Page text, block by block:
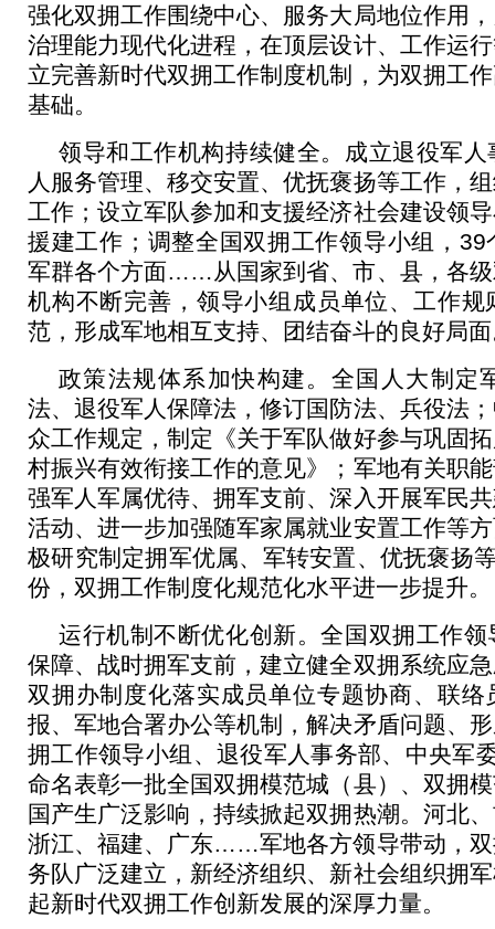
强化双拥工作围绕中心、服务大局地位作用
治理能力现代化进程，在顶层设计、工作运
立完善新时代双拥工作制度机制，为双拥工
基础。
领导和工作机构持续健全。成立退役军
人服务管理、移交安置、优抚褒扬等工作，
工作；设立军队参加和支援经济社会建设领
援建工作；调整全国双拥工作领导小组，
军群各个方面……从国家到省、市、县，各
机构不断完善，领导小组成员单位、工作规
范，形成军地相互支持、团结奋斗的良好局
政策法规体系加快构建。全国人大制定
法、退役军人保障法，修订国防法、兵役法
众工作规定，制定《关于军队做好参与巩固
村振兴有效衔接工作的意见》；军地有关职
强军人军属优待、拥军支前、深入开展军民
活动、进一步加强随军家属就业安置工作等
极研究制定拥军优属、军转安置、优抚褒扬
份，双拥工作制度化规范化水平进一步提升。
运行机制不断优化创新。全国双拥工作
保障、战时拥军支前，建立健全双拥系统应
双拥办制度化落实成员单位专题协商、联络
报、军地合署办公等机制，解决矛盾问题、
拥工作领导小组、退役军人事务部、中央军
命名表彰一批全国双拥模范城（县）、双拥
国产生广泛影响，持续掀起双拥热潮。河北
浙江、福建、广东……军地各方领导带动，
务队广泛建立，新经济组织、新社会组织拥
起新时代双拥工作创新发展的深厚力量。